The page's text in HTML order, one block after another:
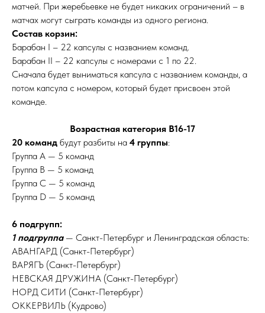
матчей. При жеребьевке не будет никаких ограничений – в
матчах могут сыграть команды из одного региона.
Состав корзин:
Барабан I – 22 капсулы с названием команд.
Барабан II – 22 капсулы с номерами с 1 по 22.
​​Сначала будет выниматься капсула с названием команды, а
потом капсула с номером, который будет присвоен этой
команде.
Возрастная категория В16-17
20 команд будут разбиты на 4 группы:
Группа A — 5 команд
Группа В — 5 команд
Группа С — 5 команд
Группа D — 5 команд
6 подгрупп:
1 подгруппа— Санкт-Петербург и Ленинградская область:
АВАНГАРД (Санкт-Петербург)
ВАРЯГЪ (Санкт-Петербург)
НЕВСКАЯ ДРУЖИНА (Санкт-Петербург)
НОРД СИТИ (Санкт-Петербург)
ОККЕРВИЛЬ (Кудрово)